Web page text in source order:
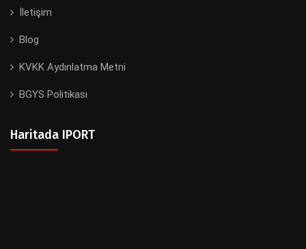
İletişim
Blog
KVKK Aydınlatma Metni
BGYS Politikası
Haritada IPORT